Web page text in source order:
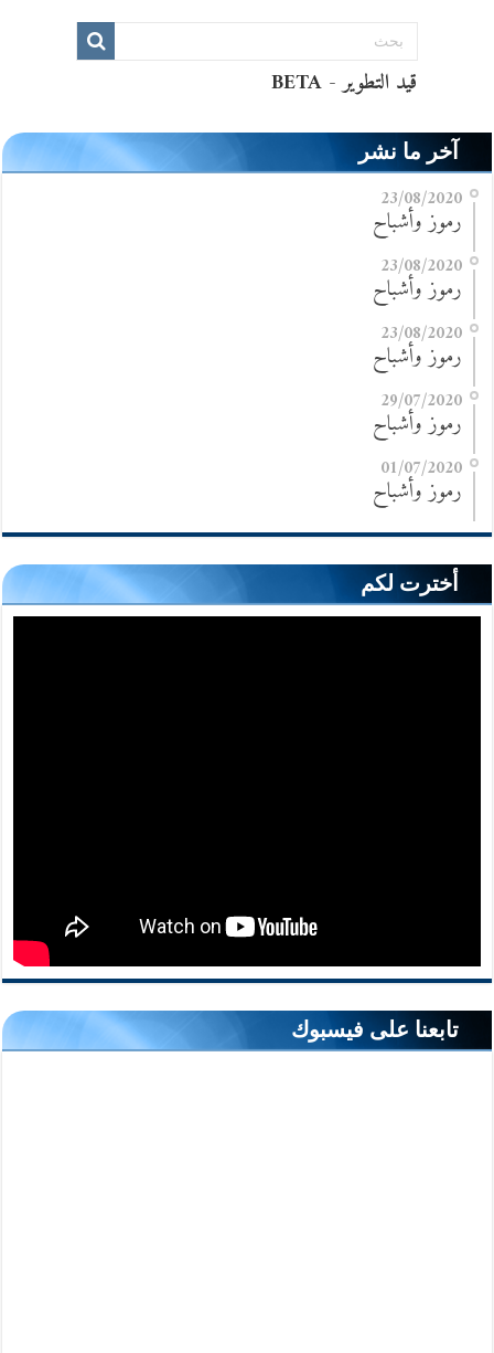
آخر ما نشر
23/08/2020
رموز وأشباح
23/08/2020
رموز وأشباح
23/08/2020
رموز وأشباح
29/07/2020
رموز وأشباح
01/07/2020
رموز وأشباح
أخترت لكم
تابعنا على فيسبوك